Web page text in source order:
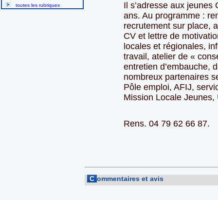
toutes les rubriques
Il s’adresse aux
ans. Au programme :
recrutement sur place,
CV et lettre de
locales et régionales,
travail, atelier de «
entretien d’embauche,
nombreux partenaires
Pôle emploi, AFIJ,
Mission Locale
Rens. 04 79 62 66 87.
C ommentaires et avis